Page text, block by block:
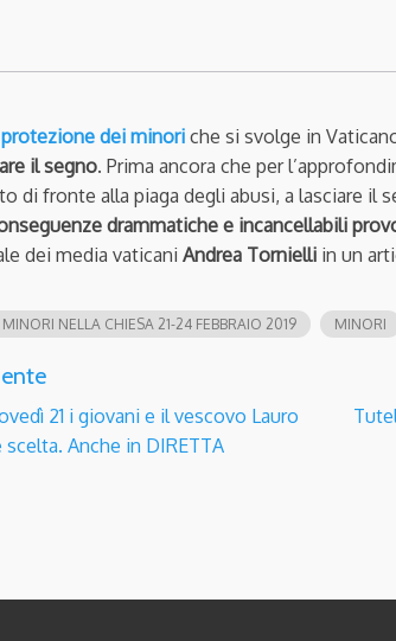
dei minori che si svolge in
il segno. Prima ancora che per
di fronte alla piaga degli abusi, a lasciare il
drammatiche e incancellabili
dei media vaticani Andrea Tornielli in un
NELLA CHIESA 21-24 FEBBRAIO 2019 MINORI
21 i giovani e il vescovo Lauro
Anche in DIRETTA